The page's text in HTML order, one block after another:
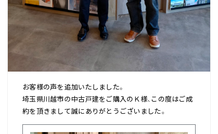
お客様の声を追加いたしました。
埼玉県川越市の中古戸建をご購入のＫ様、この度はご成
約を頂きまして誠にありがとうございました。